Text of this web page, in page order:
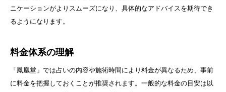
ニケーションがよりスムーズになり、具体的なアドバイスを期待でき
るようになります。
料金体系の理解
「鳳凰堂」では占いの内容や施術時間により料金が異なるため、事前
に料金を把握しておくことが推奨されます。一般的な料金の目安は以